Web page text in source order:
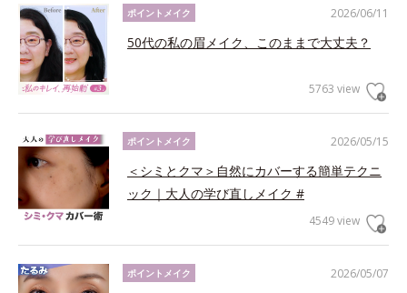
2026/06/11
ポイントメイク
50代の私の眉メイク、このままで大丈夫？
5763 view
2026/05/15
ポイントメイク
＜シミとクマ＞自然にカバーする簡単テクニ
ック｜大人の学び直しメイク #
4549 view
2026/05/07
ポイントメイク